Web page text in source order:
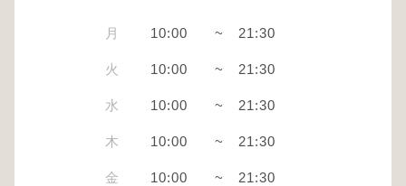
月 10:00 ~ 21:30
火 10:00 ~ 21:30
水 10:00 ~ 21:30
木 10:00 ~ 21:30
金 10:00 ~ 21:30